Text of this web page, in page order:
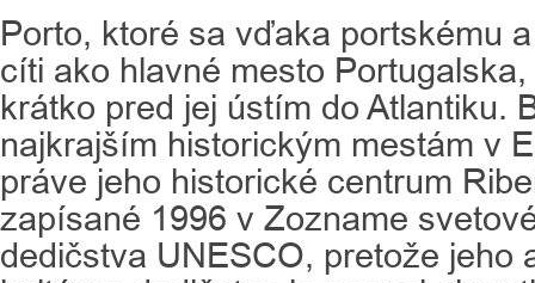
Porto, ktoré sa vďaka portskému
cíti ako hlavné mesto
krátko pred jej ústím do Atlantiku.
najkrajším historickým mestám v
práve jeho historické centrum
zapísané 1996 v Zozname
dedičstva UNESCO, pretože jeho